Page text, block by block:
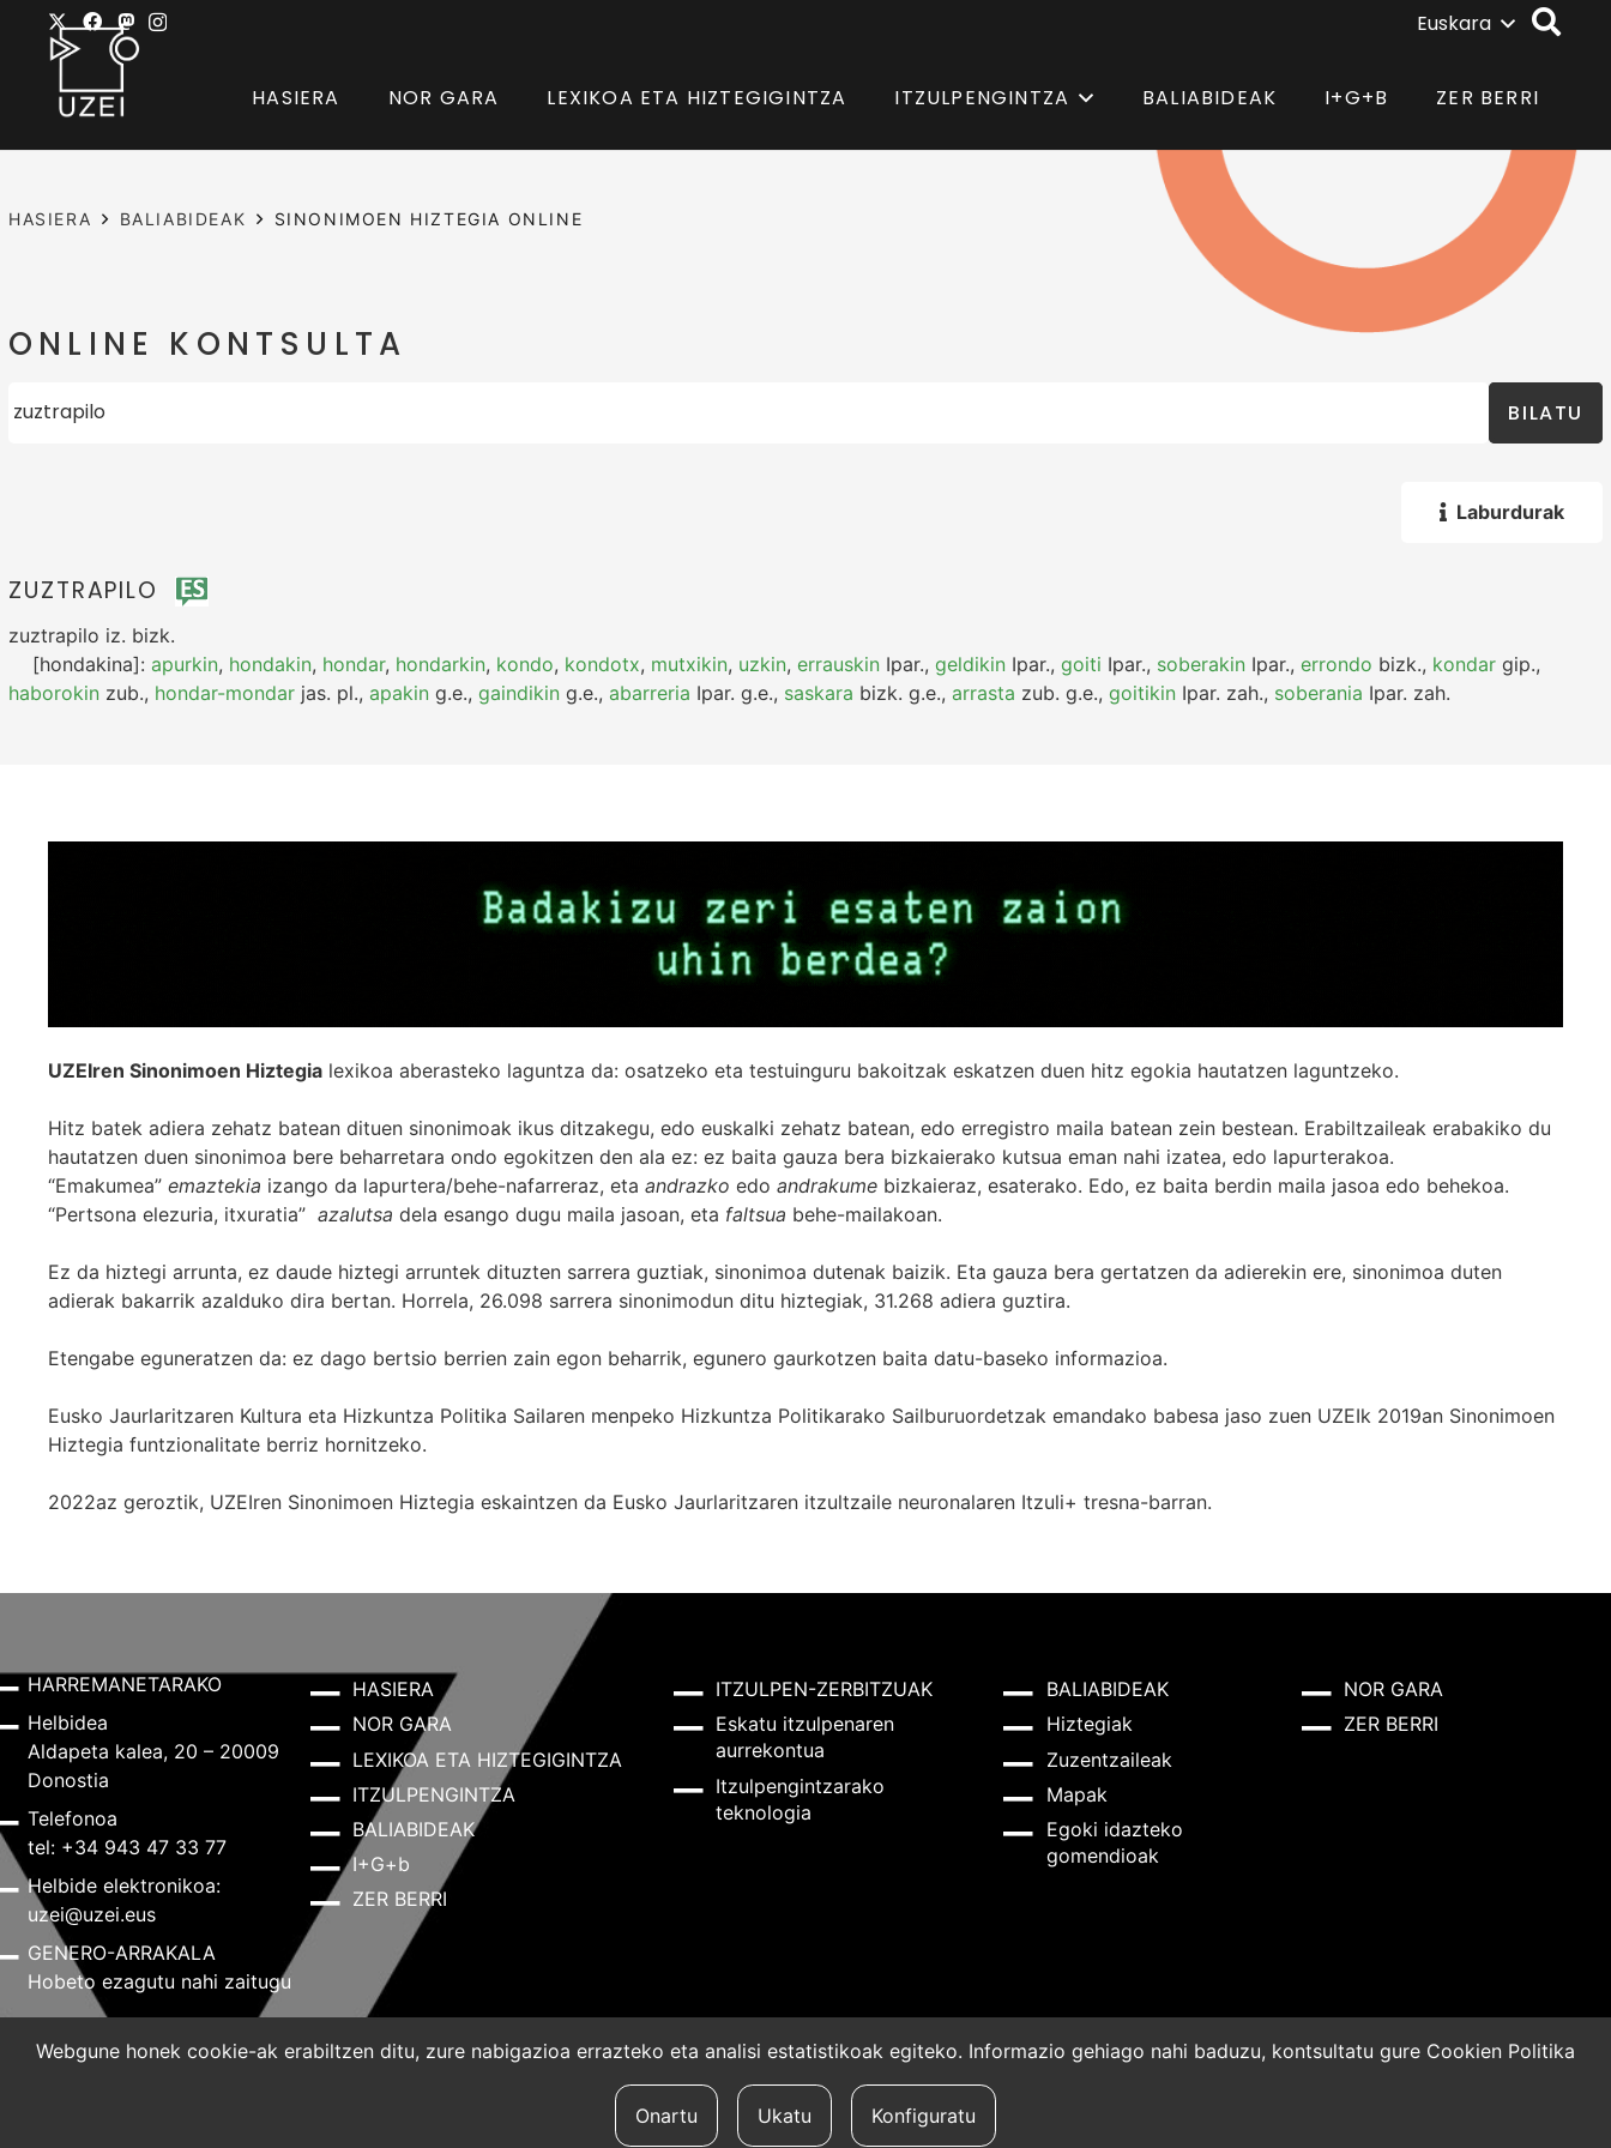
Euskara
HASIERA NOR GARA LEXIKOA ETA HIZTEGIGINTZA ITZULPENGINTZA BALIABIDEAK I+G+B ZER BERRI
HASIERA BALIABIDEAK SINONIMOEN HIZTEGIA ONLINE
ONLINE KONTSULTA
BILATU
Laburdurak
ZUZTRAPILO
zuztrapilo iz. bizk.
[hondakina]: apurkin, hondakin, hondar, hondarkin, kondo, kondotx, mutxikin, uzkin, errauskin Ipar., geldikin Ipar., goiti Ipar., soberakin Ipar., errondo bizk., kondar gip.,
haborokin zub., hondar-mondar jas. pl., apakin g.e., gaindikin g.e., abarreria Ipar. g.e., saskara bizk. g.e., arrasta zub. g.e., goitikin Ipar. zah., soberania Ipar. zah.
UZEIren Sinonimoen Hiztegia lexikoa aberasteko laguntza da: osatzeko eta testuinguru bakoitzak eskatzen duen hitz egokia hautatzen laguntzeko.
Hitz batek adiera zehatz batean dituen sinonimoak ikus ditzakegu, edo euskalki zehatz batean, edo erregistro maila batean zein bestean. Erabiltzaileak erabakiko du
hautatzen duen sinonimoa bere beharretara ondo egokitzen den ala ez: ez baita gauza bera bizkaierako kutsua eman nahi izatea, edo lapurterakoa.
“Emakumea” emaztekia izango da lapurtera/behe-nafarreraz, eta andrazko edo andrakume bizkaieraz, esaterako. Edo, ez baita berdin maila jasoa edo behekoa.
“Pertsona elezuria, itxuratia” azalutsa dela esango dugu maila jasoan, eta faltsua behe-mailakoan.
Ez da hiztegi arrunta, ez daude hiztegi arruntek dituzten sarrera guztiak, sinonimoa dutenak baizik. Eta gauza bera gertatzen da adierekin ere, sinonimoa duten
adierak bakarrik azalduko dira bertan. Horrela, 26.098 sarrera sinonimodun ditu hiztegiak, 31.268 adiera guztira.
Etengabe eguneratzen da: ez dago bertsio berrien zain egon beharrik, egunero gaurkotzen baita datu-baseko informazioa.
Eusko Jaurlaritzaren Kultura eta Hizkuntza Politika Sailaren menpeko Hizkuntza Politikarako Sailburuordetzak emandako babesa jaso zuen UZEIk 2019an Sinonimoen
Hiztegia funtzionalitate berriz hornitzeko.
2022az geroztik, UZEIren Sinonimoen Hiztegia eskaintzen da Eusko Jaurlaritzaren itzultzaile neuronalaren Itzuli+ tresna-barran.
HARREMANETARAKO
Helbidea
Aldapeta kalea, 20 – 20009
Donostia
Telefonoa
tel: +34 943 47 33 77
Helbide elektronikoa:
uzei@uzei.eus
GENERO-ARRAKALA
Hobeto ezagutu nahi zaitugu
HASIERA
NOR GARA
LEXIKOA ETA HIZTEGIGINTZA
ITZULPENGINTZA
BALIABIDEAK
I+G+b
ZER BERRI
ITZULPEN-ZERBITZUAK
Eskatu itzulpenaren
aurrekontua
Itzulpengintzarako
teknologia
BALIABIDEAK
Hiztegiak
Zuzentzaileak
Mapak
Egoki idazteko
gomendioak
NOR GARA
ZER BERRI
Lege-oharra Cookie-politika
Webgune honek cookie-ak erabiltzen ditu, zure nabigazioa errazteko eta analisi estatistikoak egiteko. Informazio gehiago nahi baduzu, kontsultatu gure Cookien Politika
Onartu Ukatu Konfiguratu